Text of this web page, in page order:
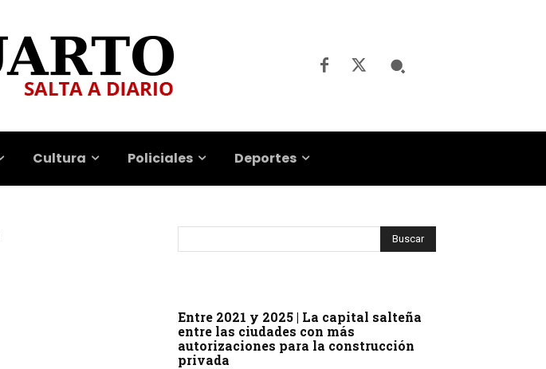
Cultura Policiales Deportes
Entre 2021 y 2025 | La capital salteña
entre las ciudades con más
autorizaciones para la construcción
privada